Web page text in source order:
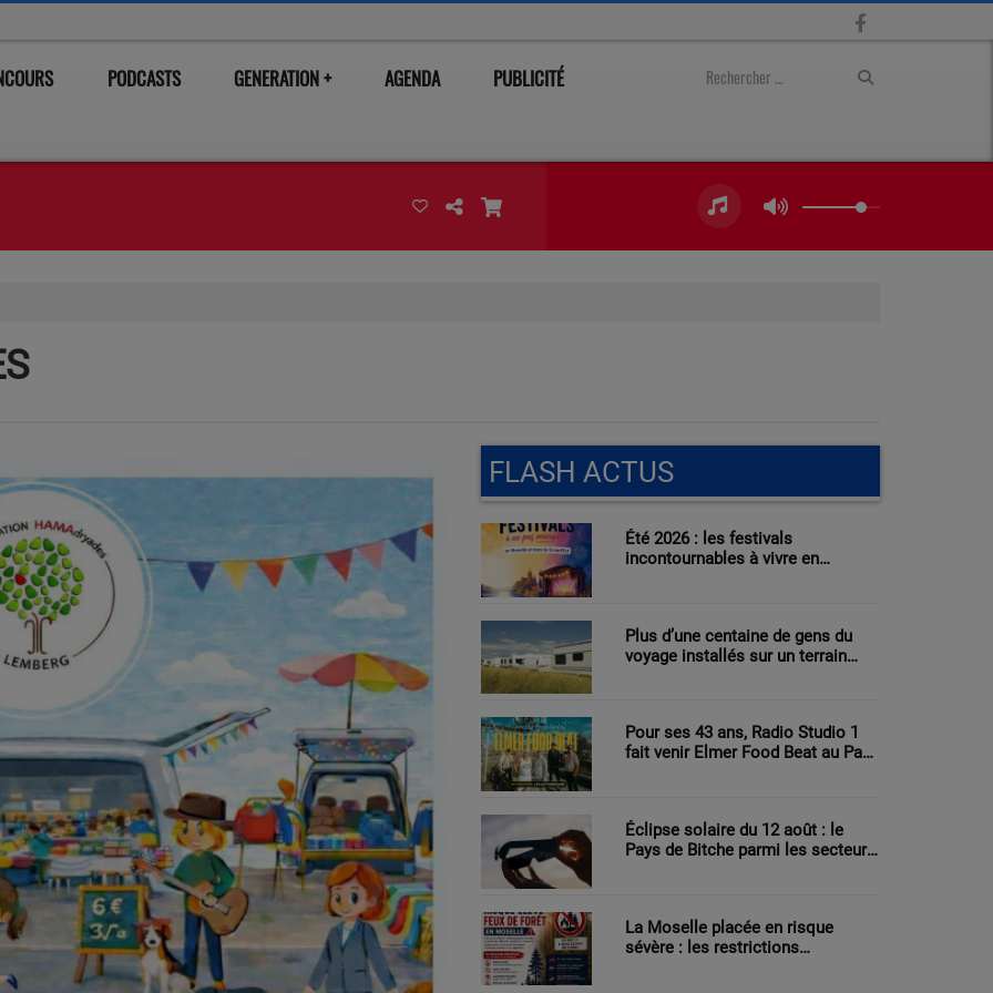
PODCASTS GENERATION + AGENDA PUBLICITÉ
FLASH ACTUS
Été 2026 : les festivals
incontournables à vivre en
Plus d’une centaine de gens du
voyage installés sur un terrain
Pour ses 43 ans, Radio Studio 1
fait venir Elmer Food Beat au Pays
Éclipse solaire du 12 août : le
Pays de Bitche parmi les secteurs
La Moselle placée en risque
sévère : les restrictions